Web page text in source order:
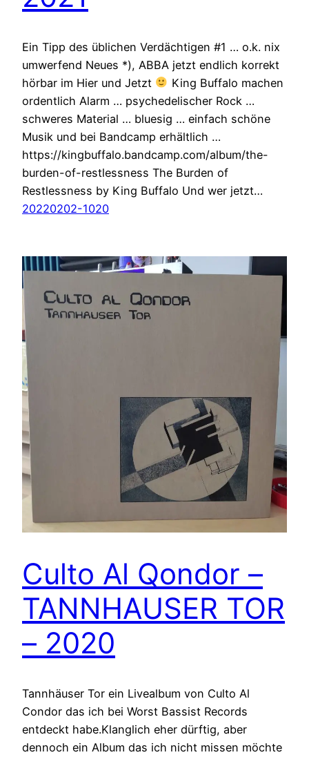
Ein Tipp des üblichen Verdächtigen #1 … o.k. nix
umwerfend Neues *), ABBA jetzt endlich korrekt
hörbar im Hier und Jetzt
King Buffalo machen
ordentlich Alarm … psychedelischer Rock …
schweres Material … bluesig … einfach schöne
Musik und bei Bandcamp erhältlich …
https://kingbuffalo.bandcamp.com/album/the-
burden-of-restlessness The Burden of
Restlessness by King Buffalo Und wer jetzt…
20220202-1020
Culto Al Qondor –
TANNHAUSER TOR
– 2020
Tannhäuser Tor ein Livealbum von Culto Al
Condor das ich bei Worst Bassist Records
entdeckt habe.Klanglich eher dürftig, aber
dennoch ein Album das ich nicht missen möchte